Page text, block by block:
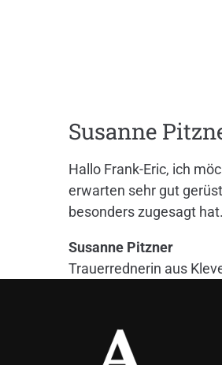
Susanne
Hallo Frank-Eric, ich
erwarten sehr gut
besonders zugesagt hat.
Susanne Pitzner
Trauerrednerin aus